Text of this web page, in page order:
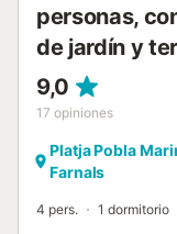
personas,
de jardín y
9,0
17 opiniones
Platja Pobla
Farnals
4 pers. 1 dormitorio